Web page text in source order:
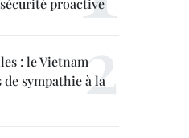
proactive
: le Vietnam
de sympathie à la